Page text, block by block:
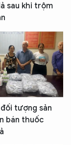
sau khi trộm
tượng sản
bán thuốc